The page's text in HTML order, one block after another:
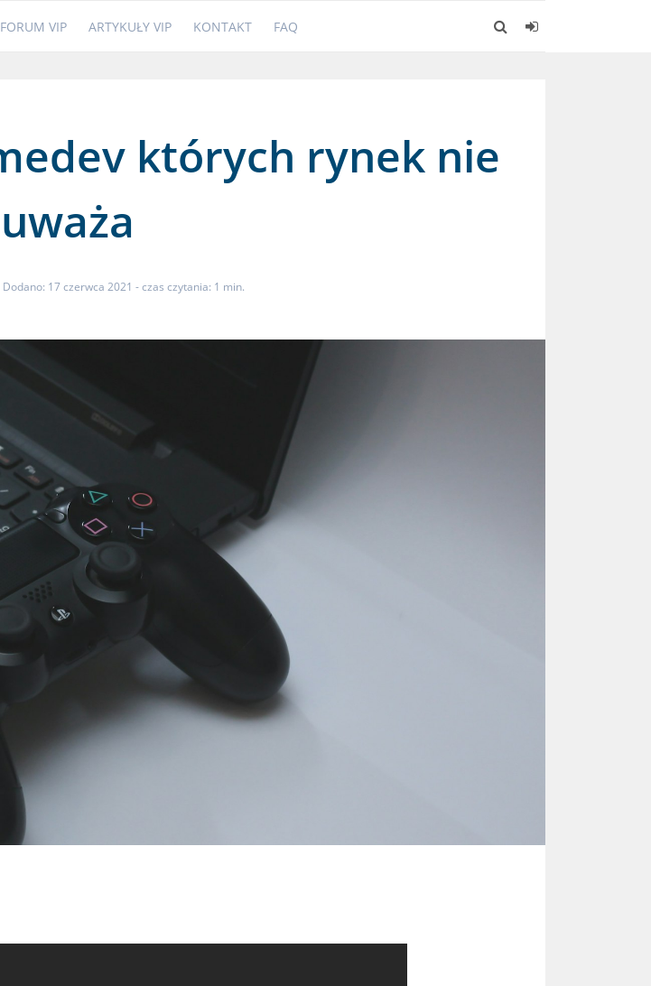
FORUM VIP ARTYKUŁY VIP KONTAKT FAQ
których rynek nie
Dodano: 17 czerwca 2021 - czas czytania: 1 min.